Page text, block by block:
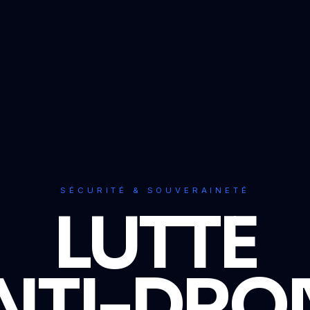
SÉCURITÉ & SOUVERAINETÉ
LUTTE